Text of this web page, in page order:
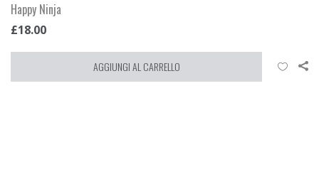
Happy Ninja
£18.00
AGGIUNGI AL CARRELLO